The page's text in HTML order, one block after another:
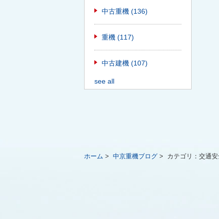
中古重機 (136)
重機 (117)
中古建機 (107)
see all
ホーム > 中京重機ブログ > カテゴリ： 交通